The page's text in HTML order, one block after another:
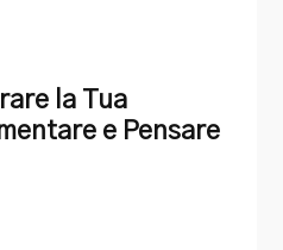
la Tua
e Pensare